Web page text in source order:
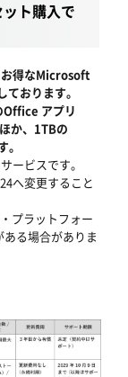
ト購入で
お得なMicrosoft
おります。
アプリ
か、1TBの
ービスです。
へ変更すること
プラットフォー
る場合がありま